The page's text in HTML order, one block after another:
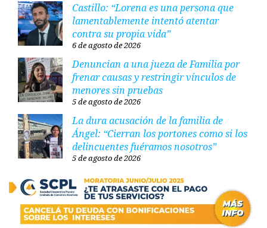
Castillo: “Lorena es una persona que
lamentablemente intentó atentar
contra su propia vida”
6 de agosto de 2026
Denuncian a una jueza de Familia por
frenar causas y restringir vínculos de
menores sin pruebas
5 de agosto de 2026
La dura acusación de la familia de
Ángel: “Cierran los portones como si los
delincuentes fuéramos nosotros”
5 de agosto de 2026